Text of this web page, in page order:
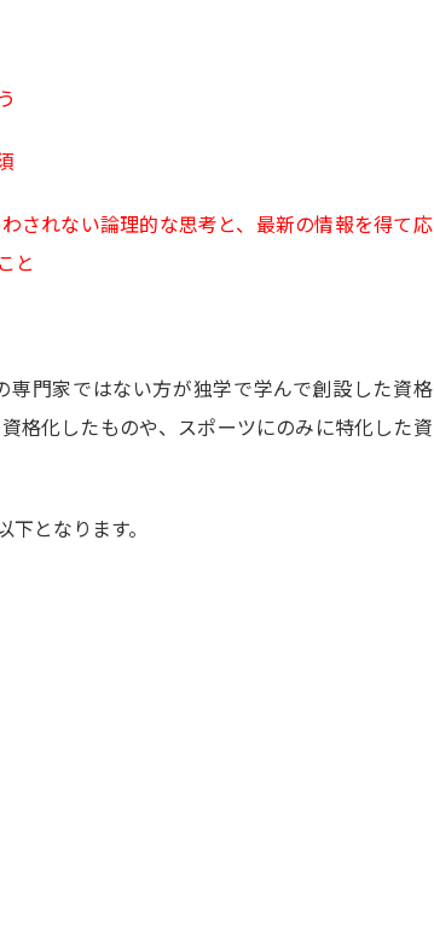
されない論理的な思考と、最新の情報を得て応
と
門家ではない方が独学で学んで創設した資格
格化したものや、スポーツにのみに特化した資
となります。